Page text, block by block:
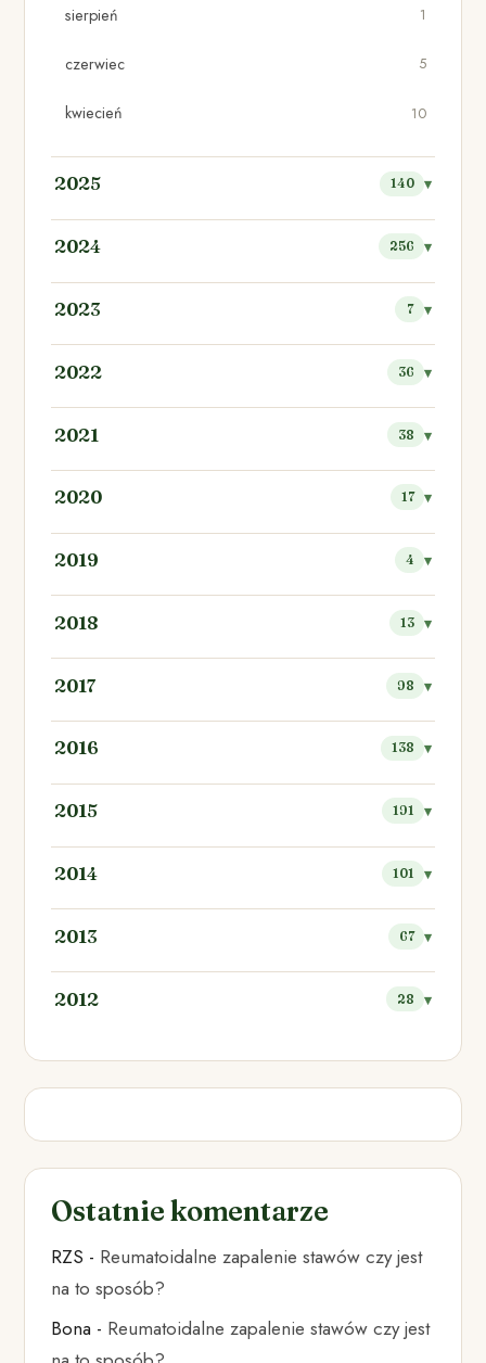
sierpień 1
czerwiec 5
kwiecień 10
2025 140
2024 256
2023 7
2022 36
2021 38
2020 17
2019 4
2018 13
2017 98
2016 138
2015 191
2014 101
2013 67
2012 28
Ostatnie komentarze
RZS - Reumatoidalne zapalenie stawów czy jest
na to sposób?
Bona - Reumatoidalne zapalenie stawów czy jest